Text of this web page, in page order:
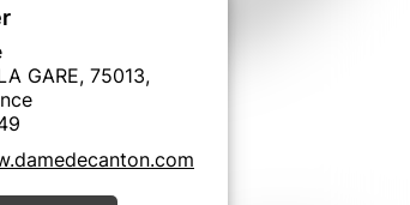
GARE, 75013,